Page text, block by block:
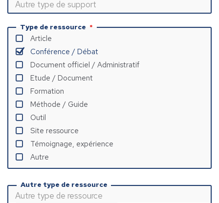
Type de ressource
Article
Conférence / Débat
Document officiel / Administratif
Etude / Document
Formation
Méthode / Guide
Outil
Site ressource
Témoignage, expérience
Autre
Autre type de ressource